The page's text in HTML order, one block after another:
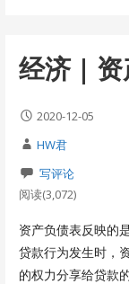
经济 | 资
2020-12-05
HW君
写评论
阅读(3,072)
资产负债表反映的
贷款行为发生时，
的权力分享给贷款